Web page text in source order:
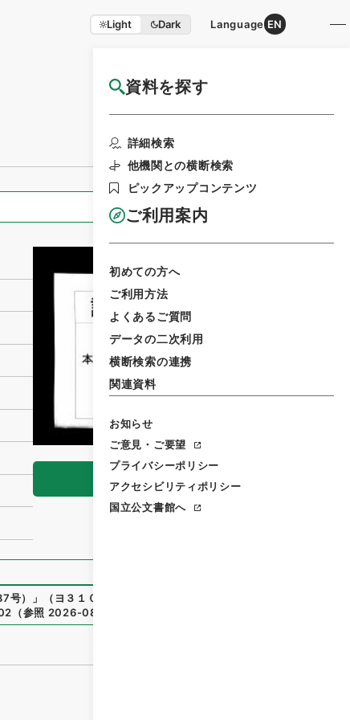
Light Dark Language EN
資料を探す
詳細検索
他機関との横断検索
ピックアップコンテンツ
ご利用案内
初めての方へ
ご利用方法
よくあるご質問
データの二次利用
横断検索の連携
関連資料
お知らせ
ご意見・ご要望
プライバシーポリシー
アクセシビリティポリシー
国立公文書館へ
国立公文書館HP利用案内
全ての情報
閲覧
号） 」 （ ヨ３１０－０１０１-0082
（参照 2026-08-07